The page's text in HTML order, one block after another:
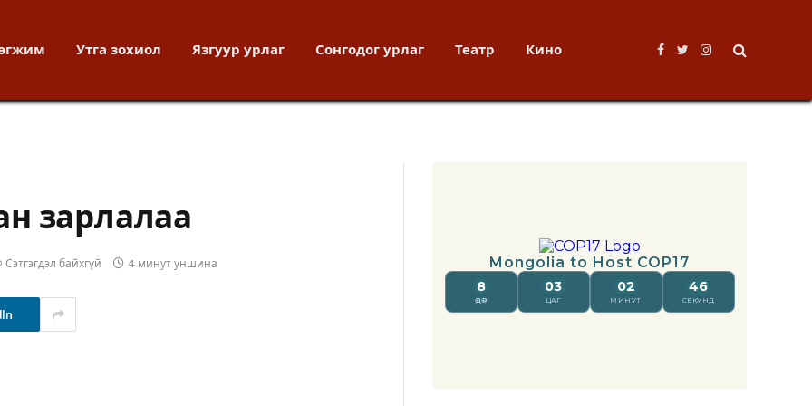
Утга зохиол Язгуур урлаг Сонгодог урлаг Театр Кино
Facebook
TwitterInstagram
зарлалаа
Сэтгэгдэл байхгүй 4 минут уншина